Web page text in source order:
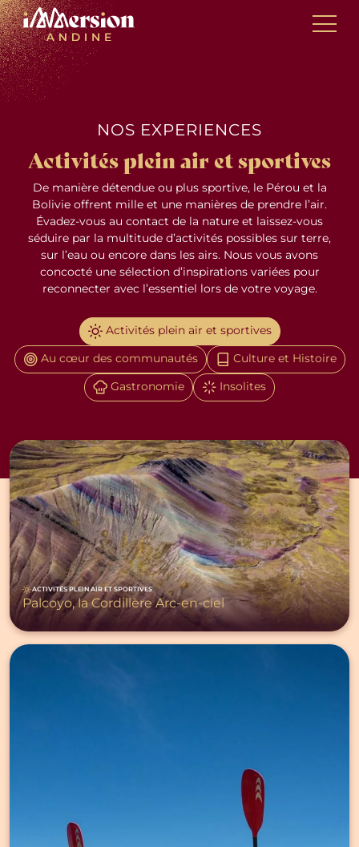
Skip
to
content
NOS EXPERIENCES
Activités plein air et sportives
De manière détendue ou plus sportive, le Pérou et la
Bolivie offrent mille et une manières de prendre l’air.
Évadez-vous au contact de la nature et laissez-vous
séduire par la multitude d’activités possibles sur terre,
sur l’eau ou encore dans les airs. Nous vous avons
concocté une sélection d’inspirations variées pour
reconnecter avec l’essentiel lors de votre voyage.
Activités plein air et sportives
Au cœur des communautés
Culture et Histoire
Gastronomie
Insolites
ACTIVITÉS PLEIN AIR ET SPORTIVES
Palcoyo, la Cordillère Arc-en-ciel
Panneau de gestion des cookies